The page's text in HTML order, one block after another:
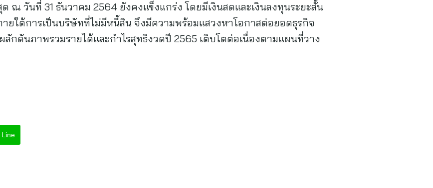
ณ วันที่ 31 ธันวาคม 2564 ยังคงแข็งแกร่ง โดยมีเงินสดและเงินลงทุนระยะสั้น
ยใต้การเป็นบริษัทที่ไม่มีหนี้สิน จึงมีความพร้อมแสวงหาโอกาสต่อยอดธุรกิจ
ลักดันภาพรวมรายได้และกำไรสุทธิงวดปี 2565 เติบโตต่อเนื่องตามแผนที่วาง
Line